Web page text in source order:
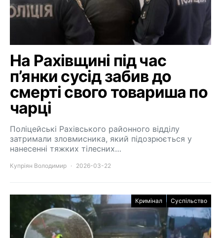
На Рахівщині під час
п’янки сусід забив до
смерті свого товариша по
чарці
Поліцейські Рахівського районного відділу
затримали зловмисника, який підозрюється у
нанесенні тяжких тілесних…
Купріян Володимир 2026-03-22
Кримінал Суспільство